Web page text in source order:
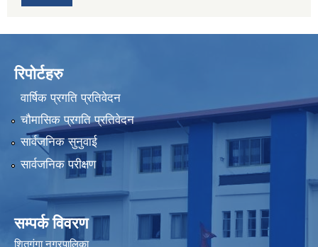
रिपोर्टहरु
वार्षिक प्रगति प्रतिवेदन
चौमासिक प्रगति प्रतिवेदन
सार्वजनिक सुनुवाई
सार्वजनिक परीक्षण
सम्पर्क विवरण
शितगंगा नगरपालिका